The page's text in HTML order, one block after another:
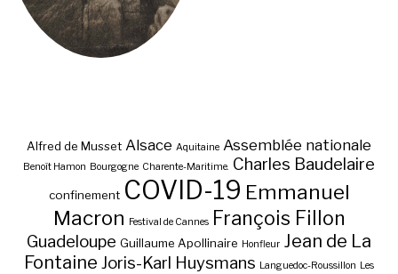
Alfred de Musset Alsace Aquitaine Assemblée nationale
Benoît Hamon Bourgogne Charente-Maritime. Charles Baudelaire
confinement COVID-19 Emmanuel
Macron Festival de Cannes François Fillon
Guadeloupe Guillaume Apollinaire Honfleur Jean de La
Fontaine Joris-Karl Huysmans Languedoc-Roussillon Les